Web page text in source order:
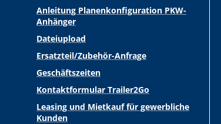
Anleitung Planenkonfiguration PKW-
Anhänger
Dateiupload
Ersatzteil/Zubehör-Anfrage
Geschäftszeiten
Kontaktformular Trailer2Go
Leasing und Mietkauf für gewerbliche
Kunden